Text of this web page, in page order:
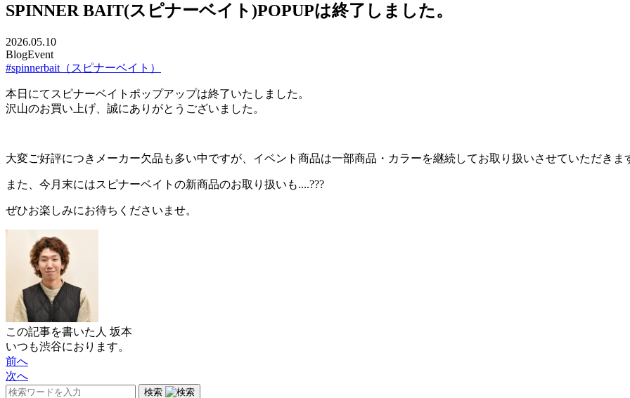
SPINNER BAIT(スピナーベイト)POPUPは終了しました。
2026.05.10
BlogEvent
#spinnerbait（スピナーベイト）
本日にてスピナーベイトポップアップは終了いたしました。
沢山のお買い上げ、誠にありがとうございました。
大変ご好評につきメーカー欠品も多い中ですが、イベント商品は一部商品・カラーを継続してお取り扱いさせていただきま
また、今月末にはスピナーベイトの新商品のお取り扱いも....???
ぜひお楽しみにお待ちくださいませ。
この記事を書いた人 坂本
いつも渋谷におります。
前へ
次へ
検索